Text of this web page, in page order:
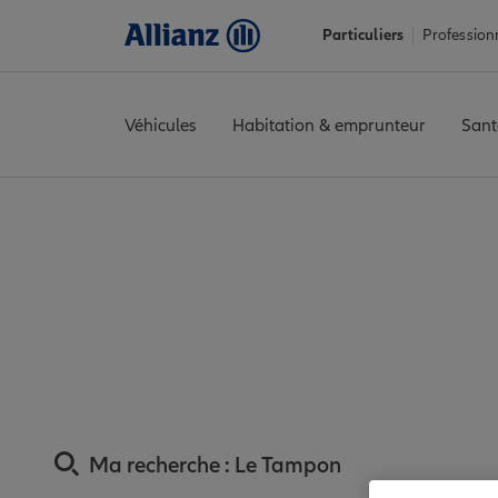
Particuliers
Véhicules Habitation & emprunteur
Ma recherche : Le Tampon